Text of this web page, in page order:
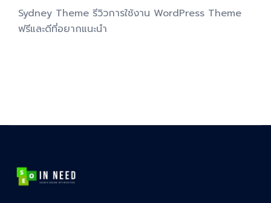
Sydney Theme รีวิวการใช้งาน WordPress Theme
ฟรีและดีที่อยากแนะนำ